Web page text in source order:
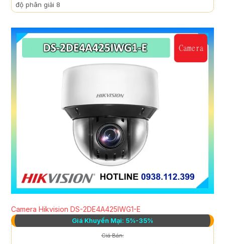
độ phân giải 8
Camera Hikvision DS-2DE4A425IWG1-E
Giá Khuyến Mại: 5%-35%
Giá Bán: